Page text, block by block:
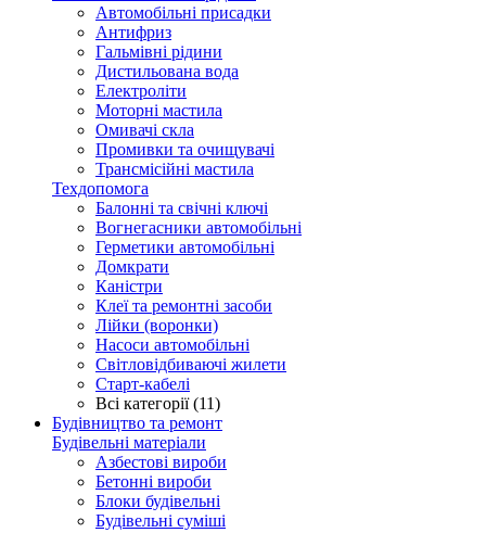
Автомобільні присадки
Антифриз
Гальмівні рідини
Дистильована вода
Електроліти
Моторні мастила
Омивачі скла
Промивки та очищувачі
Трансмісійні мастила
Техдопомога
Балонні та свічні ключі
Вогнегасники автомобільні
Герметики автомобільні
Домкрати
Каністри
Клеї та ремонтні засоби
Лійки (воронки)
Насоси автомобільні
Світловідбиваючі жилети
Старт-кабелі
Всі категорії (11)
Будівництво та ремонт
Будівельні матеріали
Азбестові вироби
Бетонні вироби
Блоки будівельні
Будівельні суміші